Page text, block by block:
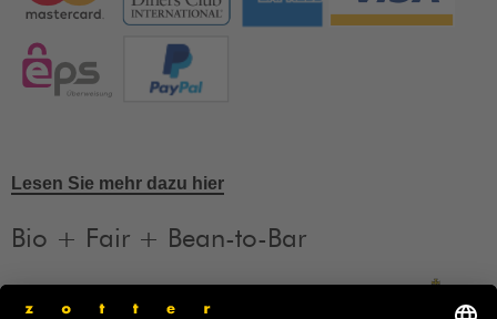
Lesen Sie mehr dazu hier
Bio + Fair + Bean-to-Bar